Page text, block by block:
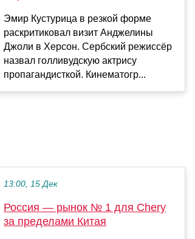
Эмир Кустурица в резкой форме
раскритиковал визит Анджелины
Джоли в Херсон. Сербский режиссёр
назвал голливудскую актрису
пропагандисткой. Кинематогр...
13:00, 15 Дек
Россия — рынок № 1 для Chery
за пределами Китая